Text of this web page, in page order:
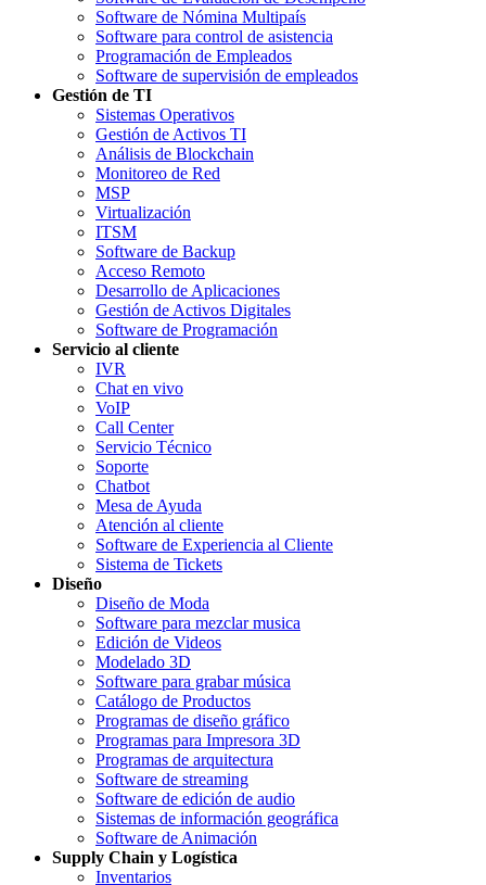
Software de Nómina Multipaís
Software para control de asistencia
Programación de Empleados
Software de supervisión de empleados
Gestión de TI
Sistemas Operativos
Gestión de Activos TI
Análisis de Blockchain
Monitoreo de Red
MSP
Virtualización
ITSM
Software de Backup
Acceso Remoto
Desarrollo de Aplicaciones
Gestión de Activos Digitales
Software de Programación
Servicio al cliente
IVR
Chat en vivo
VoIP
Call Center
Servicio Técnico
Soporte
Chatbot
Mesa de Ayuda
Atención al cliente
Software de Experiencia al Cliente
Sistema de Tickets
Diseño
Diseño de Moda
Software para mezclar musica
Edición de Videos
Modelado 3D
Software para grabar música
Catálogo de Productos
Programas de diseño gráfico
Programas para Impresora 3D
Programas de arquitectura
Software de streaming
Software de edición de audio
Sistemas de información geográfica
Software de Animación
Supply Chain y Logística
Inventarios